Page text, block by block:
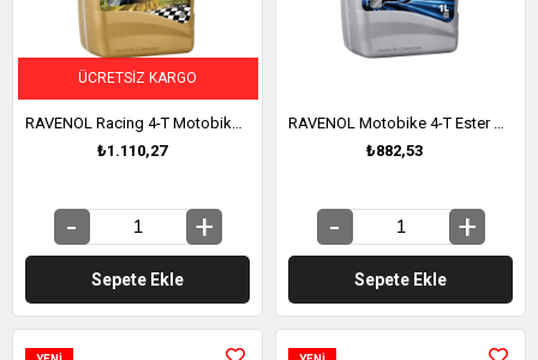
₺1.110,27
Sepete Ekle
ÜCRETSIZ KARGO
₺882,53
Sepete Ekle